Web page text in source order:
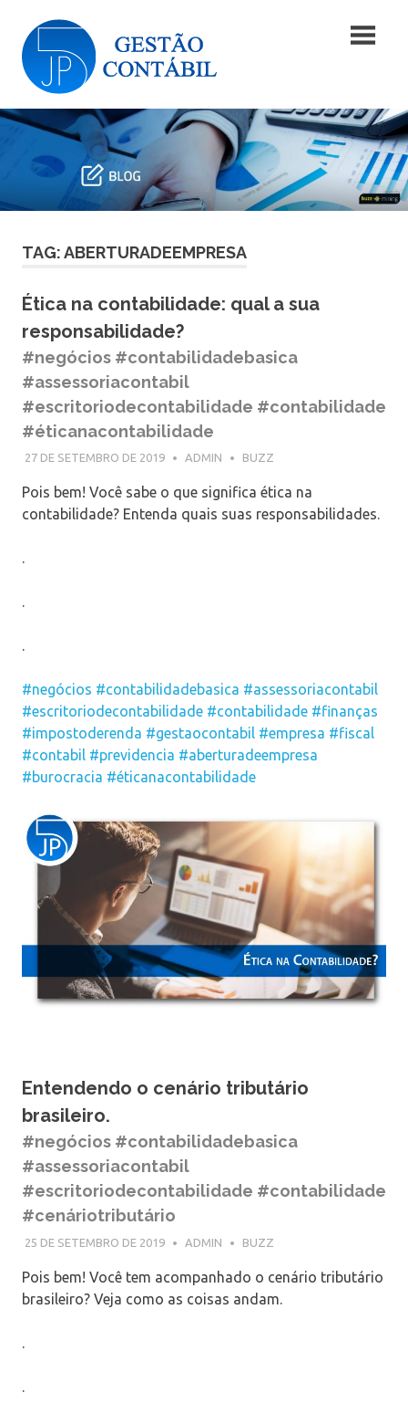
content
JP5
Gestão
Contábil
|
Gestão
Contábil
TAG: ABERTURADEEMPRESA
Ética na contabilidade: qual a sua
responsabilidade?
#negócios #contabilidadebasica
#assessoriacontabil
#escritoriodecontabilidade #contabilidade
#éticanacontabilidade
27 DE SETEMBRO DE 2019 ADMIN BUZZ
Pois bem! Você sabe o que significa ética na
contabilidade? Entenda quais suas responsabilidades.
.
.
.
#negócios #contabilidadebasica #assessoriacontabil
#escritoriodecontabilidade #contabilidade #finanças
#impostoderenda #gestaocontabil #empresa #fiscal
#contabil #previdencia #aberturadeempresa
#burocracia #éticanacontabilidade
Entendendo o cenário tributário
brasileiro.
#negócios #contabilidadebasica
#assessoriacontabil
#escritoriodecontabilidade #contabilidade
#cenáriotributário
25 DE SETEMBRO DE 2019 ADMIN BUZZ
Pois bem! Você tem acompanhado o cenário tributário
brasileiro? Veja como as coisas andam.
.
.